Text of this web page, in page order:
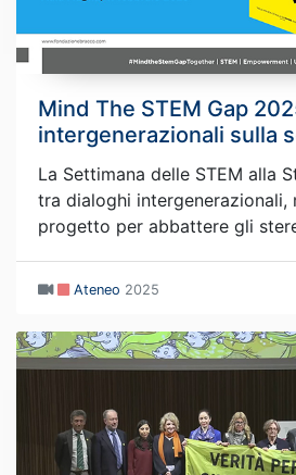
Mind The STEM Gap
intergenerazionali sulla
La Settimana delle STEM alla
tra dialoghi intergenerazionali,
progetto per abbattere gli
Ateneo 2025